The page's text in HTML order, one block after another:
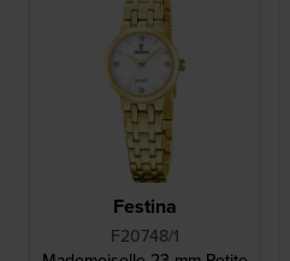
Festina
F20748/1